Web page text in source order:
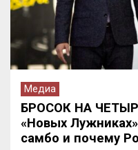
Медиа
БРОСОК НА
«Новых
самбо и почему